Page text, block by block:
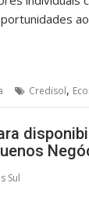
Credisol,
Sul